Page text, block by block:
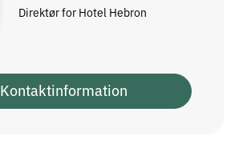
Direktør for Hotel Hebron
Kontaktinformation